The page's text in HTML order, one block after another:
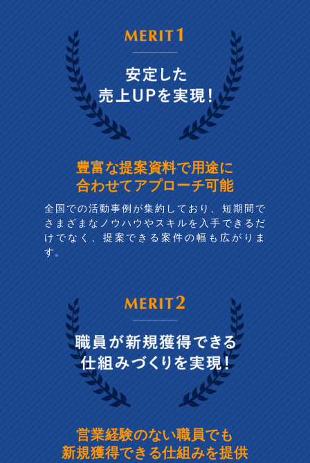
豊富な提案資料で用途に
合わせてアプローチ可能
全国での活動事例が集約しており、短期間で
さまざまなノウハウやスキルを入手できるだ
けでなく、提案できる案件の幅も広がりま
す。
営業経験のない職員でも
新規獲得できる仕組みを提供